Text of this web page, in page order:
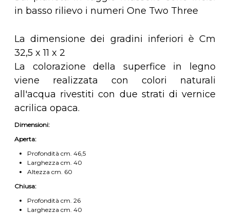
in basso rilievo i numeri One Two Three
La dimensione dei gradini inferiori è Cm
32,5 x 11 x 2
La colorazione della superfice in legno
viene realizzata con colori naturali
all'acqua rivestiti con due strati di vernice
acrilica opaca.
Dimensioni:
Aperta:
Profondità cm. 46,5
Larghezza cm. 40
Altezza cm. 60
Chiusa:
Profondità cm. 26
Larghezza cm. 40